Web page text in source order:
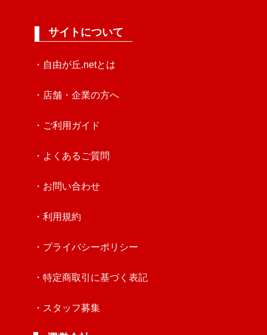
サイトについて
・自由が丘.netとは
・店舗・企業の方へ
・ご利用ガイド
・よくあるご質問
・お問い合わせ
・利用規約
・プライバシーポリシー
・特定商取引に基づく表記
・スタッフ募集